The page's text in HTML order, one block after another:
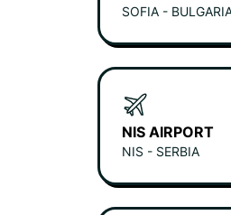
SOFIA -
NIS AIRPORT
NIS - SERBIA